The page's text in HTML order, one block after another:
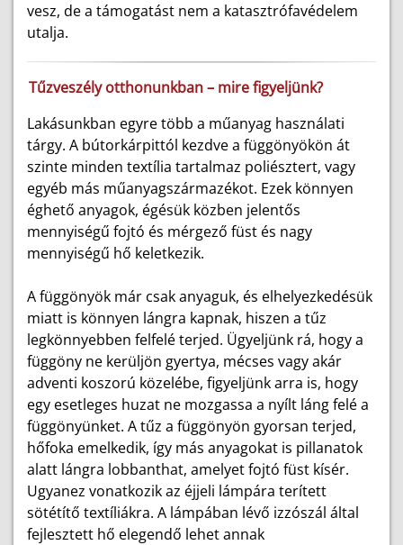
vesz, de a támogatást nem a katasztrófavédelem
utalja.
Tűzveszély otthonunkban – mire figyeljünk?
Lakásunkban egyre több a műanyag használati
tárgy. A bútorkárpittól kezdve a függönyökön át
szinte minden textília tartalmaz poliésztert, vagy
egyéb más műanyagszármazékot. Ezek könnyen
éghető anyagok, égésük közben jelentős
mennyiségű fojtó és mérgező füst és nagy
mennyiségű hő keletkezik.
A függönyök már csak anyaguk, és elhelyezkedésük
miatt is könnyen lángra kapnak, hiszen a tűz
legkönnyebben felfelé terjed. Ügyeljünk rá, hogy a
függöny ne kerüljön gyertya, mécses vagy akár
adventi koszorú közelébe, figyeljünk arra is, hogy
egy esetleges huzat ne mozgassa a nyílt láng felé a
függönyünket. A tűz a függönyön gyorsan terjed,
hőfoka emelkedik, így más anyagokat is pillanatok
alatt lángra lobbanthat, amelyet fojtó füst kísér.
Ugyanez vonatkozik az éjjeli lámpára terített
sötétítő textíliákra. A lámpában lévő izzószál által
fejlesztett hő elegendő lehet annak